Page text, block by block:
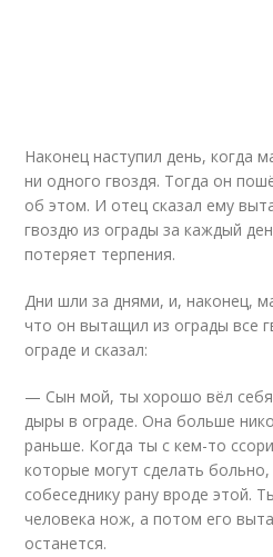
Наконец наступил день, когда
ни одного гвоздя. Тогда он
об этом. И отец сказал ему
гвоздю из ограды за каждый
потеряет терпения.
Дни шли за днями, и, наконец,
что он вытащил из ограды все
ограде и сказал:
— Сын мой, ты хорошо вёл
дыры в ограде. Она больше
раньше. Когда ты с кем-то
которые могут сделать
собеседнику рану вроде этой.
человека нож, а потом его
останется.